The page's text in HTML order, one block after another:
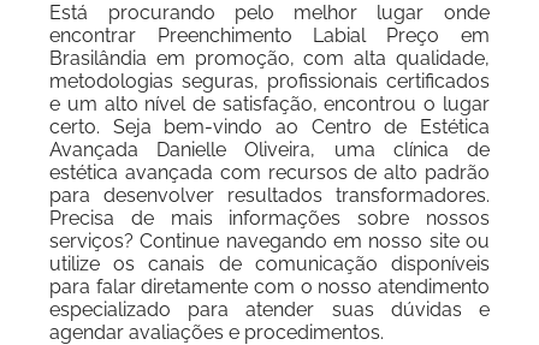
Está procurando pelo melhor lugar onde
encontrar Preenchimento Labial Preço em
Brasilândia em promoção, com alta qualidade,
metodologias seguras, profissionais certificados
e um alto nível de satisfação, encontrou o lugar
certo. Seja bem-vindo ao Centro de Estética
Avançada Danielle Oliveira, uma clínica de
estética avançada com recursos de alto padrão
para desenvolver resultados transformadores.
Precisa de mais informações sobre nossos
serviços? Continue navegando em nosso site ou
utilize os canais de comunicação disponíveis
para falar diretamente com o nosso atendimento
especializado para atender suas dúvidas e
agendar avaliações e procedimentos.